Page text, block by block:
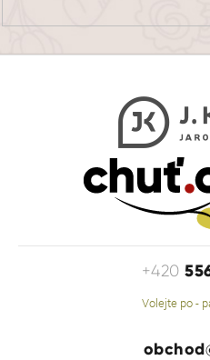
+420
Volejte po -